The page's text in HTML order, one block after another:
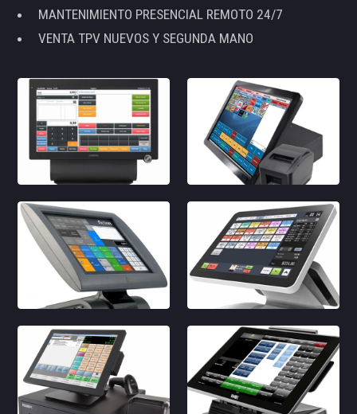
MANTENIMIENTO PRESENCIAL REMOTO 24/7
VENTA TPV NUEVOS Y SEGUNDA MANO